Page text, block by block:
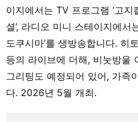
이지에서는 TV 프로그램 ‘고
셜’, 라디오 미니 스테이지에서
도쿠시마’를 생방송합니다. 히
등의 라이브에 더해, 비눗방울
그리팅도 예정되어 있어, 가족
다. 2026년 5월 개최.